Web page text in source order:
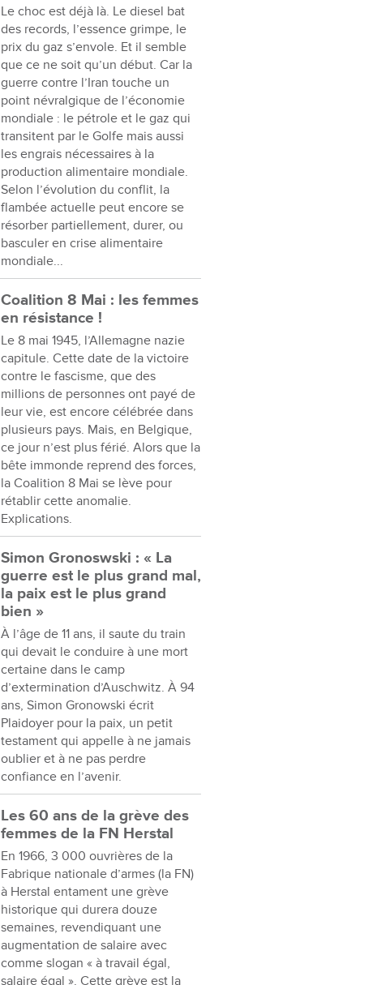
Le choc est déjà là. Le diesel bat
des records, l’essence grimpe, le
prix du gaz s’envole. Et il semble
que ce ne soit qu’un début. Car la
guerre contre l’Iran touche un
point névralgique de l’économie
mondiale : le pétrole et le gaz qui
transitent par le Golfe mais aussi
les engrais nécessaires à la
production alimentaire mondiale.
Selon l’évolution du conflit, la
flambée actuelle peut encore se
résorber partiellement, durer, ou
basculer en crise alimentaire
mondiale...
Coalition 8 Mai : les femmes
en résistance !
Le 8 mai 1945, l’Allemagne nazie
capitule. Cette date de la victoire
contre le fascisme, que des
millions de personnes ont payé de
leur vie, est encore célébrée dans
plusieurs pays. Mais, en Belgique,
ce jour n’est plus férié. Alors que la
bête immonde reprend des forces,
la Coalition 8 Mai se lève pour
rétablir cette anomalie.
Explications.
Simon Gronoswski : « La
guerre est le plus grand mal,
la paix est le plus grand
bien »
À l’âge de 11 ans, il saute du train
qui devait le conduire à une mort
certaine dans le camp
d’extermination d’Auschwitz. À 94
ans, Simon Gronowski écrit
Plaidoyer pour la paix, un petit
testament qui appelle à ne jamais
oublier et à ne pas perdre
confiance en l’avenir.
Les 60 ans de la grève des
femmes de la FN Herstal
En 1966, 3 000 ouvrières de la
Fabrique nationale d’armes (la FN)
à Herstal entament une grève
historique qui durera douze
semaines, revendiquant une
augmentation de salaire avec
comme slogan « à travail égal,
salaire égal ». Cette grève est la